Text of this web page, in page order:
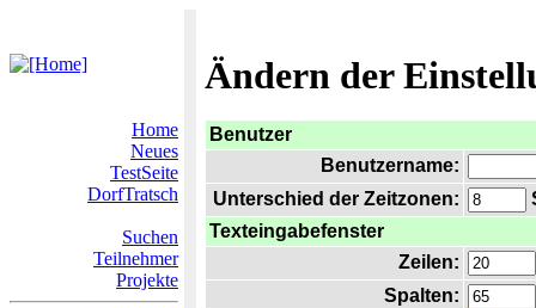
Ändern der
Home
Neues
TestSeite
DorfTratsch
Suchen
Teilnehmer
Projekte
Benutzer
Benutzername:
Unterschied der Zeitzonen:
Texteingabefenster
Zeilen:
Spalten: